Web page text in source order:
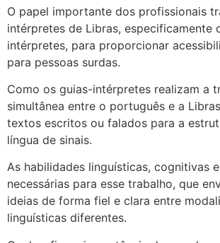
O papel importante dos profissionais
intérpretes de Libras, especificamente
intérpretes, para proporcionar
para pessoas surdas.
Como os guias-intérpretes realizam a
simultânea entre o português e a
textos escritos ou falados para a
língua de sinais.
As habilidades linguísticas, cognitivas
necessárias para esse trabalho, que
ideias de forma fiel e clara entre
linguísticas diferentes.